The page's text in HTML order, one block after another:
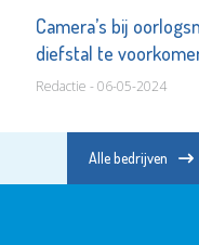
Camera’s bij
diefstal te
Redactie - 06-05-2024
Alle bedrijven